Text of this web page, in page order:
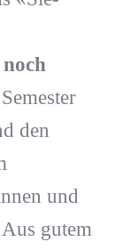
den
und
gutem